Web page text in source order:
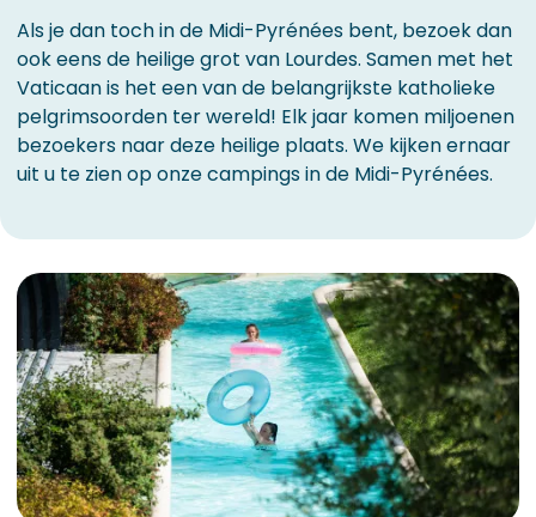
Als je dan toch in de Midi-Pyrénées bent, bezoek dan
ook eens de heilige grot van Lourdes. Samen met het
Vaticaan is het een van de belangrijkste katholieke
pelgrimsoorden ter wereld! Elk jaar komen miljoenen
bezoekers naar deze heilige plaats. We kijken ernaar
uit u te zien op onze campings in de Midi-Pyrénées.